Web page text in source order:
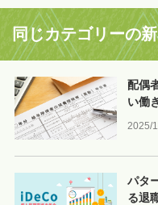
同じカテゴリーの
2025/
配偶
い働
パタ
る退